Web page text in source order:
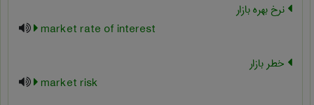
نرخ بهره بازار
market rate of interest
خطر بازار
market risk